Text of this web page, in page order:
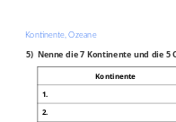
Kontinente, Ozeane
5) Nenne die 7 Kontinente und die 5
Kontinente
1.
2.